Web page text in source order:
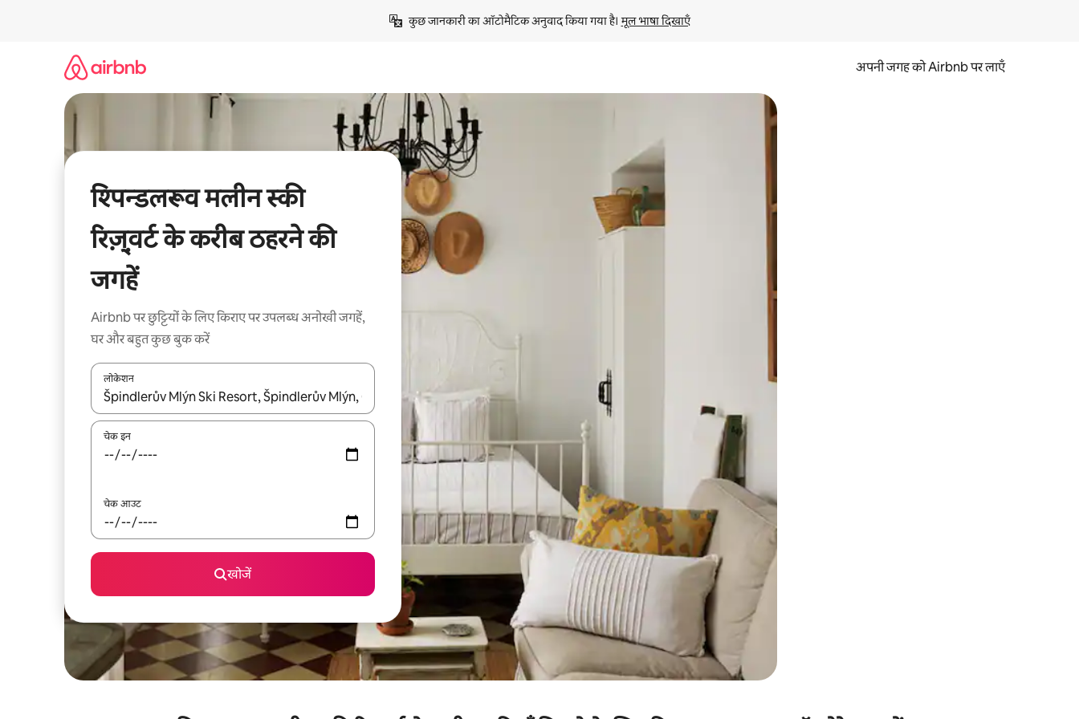
कुछ जानकारी का ऑटोमैटिक अनुवाद किया गया है। मूल भाषा दिखाएँ
अपनी जगह को Airbnb पर लाएँ
श्पिन्डलरूव मलीन स्की
रिज़़्वर्ट के करीब ठहरने की
जगहें
Airbnb पर छुट्टियों के लिए किराए पर उपलब्ध अनोखी जगहें,
घर और बहुत कुछ बुक करें
लोकेशन
नतीजों के उपलब्ध होने पर, अप और डाउन 'ऐरो की' का इस्तेमाल करके नेविगेट करें या टच या फिर स्वाइप जेस्चर का इस्तेमाल करके एक्सप्लोर करें।
चेक इन
चेक आउट
खोजें